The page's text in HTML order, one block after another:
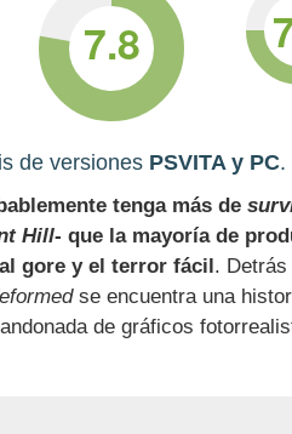
7.8
de versiones PSVITA y PC.
tenga más de
Hill- que la mayoría de
gore y el terror fácil.
se encuentra una
de gráficos